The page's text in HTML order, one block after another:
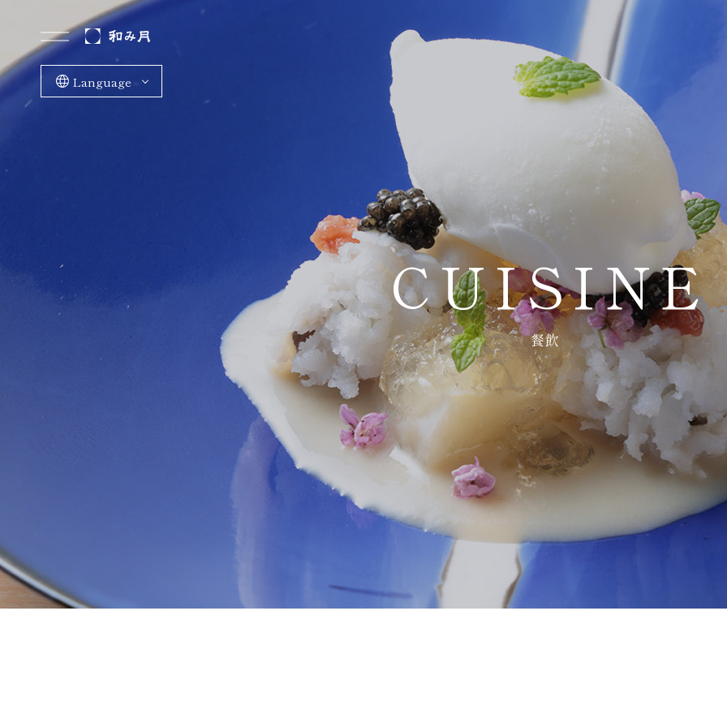
Language
CUISINE
餐飲